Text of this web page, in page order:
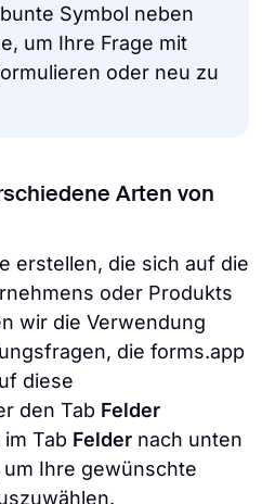
Symbol neben
um Ihre Frage mit
oder neu zu
Arten von
erstellen, die sich auf die
oder Produkts
wir die Verwendung
die forms.app
diese
den Tab Felder
Tab Felder nach unten
um Ihre gewünschte